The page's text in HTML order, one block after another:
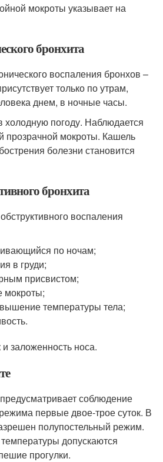
мокроты указывает на
бронхита
воспаления бронхов –
только по утрам,
днем, в ночные часы.
холодную погоду. Наблюдается
прозрачной мокроты. Кашель
болезни становится
бронхита
воспаления
по ночам;
в груди;
присвистом;
мокроты;
температуры тела;
заложенность носа.
соблюдение
первые двое-трое суток. В
полупостельный режим.
допускаются
прогулки.